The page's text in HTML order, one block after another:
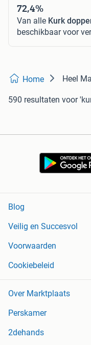
72,4%
Van alle Kurk
beschikbaar voor
Home Heel
590 resultaten voor
Blog
Veilig en Succesvol
Voorwaarden
Cookiebeleid
Over Marktplaats
Perskamer
2dehands